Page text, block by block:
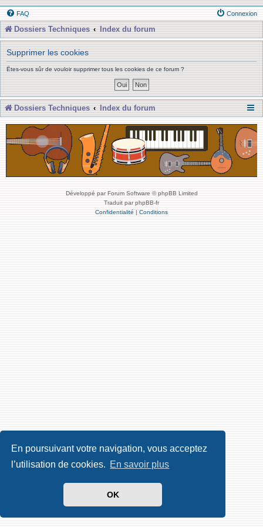
En poursuivant votre navigation, vous acceptez
l’utilisation de cookies. En savoir plus
OK
FAQ Connexion
Dossiers Techniques Index du forum
Supprimer les cookies
Êtes-vous sûr de vouloir supprimer tous les cookies de ce forum ?
Dossiers Techniques Index du forum
Développé par Forum Software © phpBB Limited
Traduit par phpBB-fr
Confidentialité | Conditions